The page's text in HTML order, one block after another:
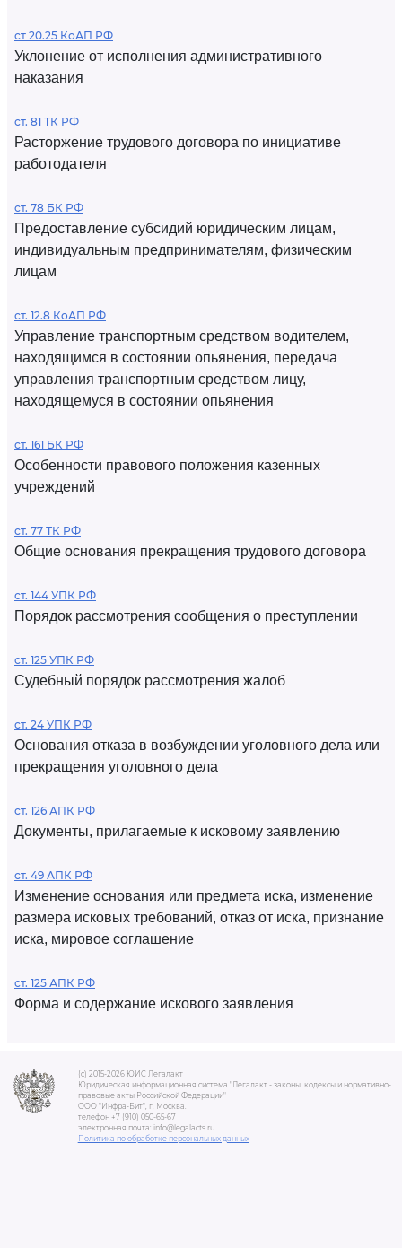
ст 20.25 КоАП РФ
Уклонение от исполнения административного
наказания
ст. 81 ТК РФ
Расторжение трудового договора по инициативе
работодателя
ст. 78 БК РФ
Предоставление субсидий юридическим лицам,
индивидуальным предпринимателям, физическим
лицам
ст. 12.8 КоАП РФ
Управление транспортным средством водителем,
находящимся в состоянии опьянения, передача
управления транспортным средством лицу,
находящемуся в состоянии опьянения
ст. 161 БК РФ
Особенности правового положения казенных
учреждений
ст. 77 ТК РФ
Общие основания прекращения трудового договора
ст. 144 УПК РФ
Порядок рассмотрения сообщения о преступлении
ст. 125 УПК РФ
Судебный порядок рассмотрения жалоб
ст. 24 УПК РФ
Основания отказа в возбуждении уголовного дела или
прекращения уголовного дела
ст. 126 АПК РФ
Документы, прилагаемые к исковому заявлению
ст. 49 АПК РФ
Изменение основания или предмета иска, изменение
размера исковых требований, отказ от иска, признание
иска, мировое соглашение
ст. 125 АПК РФ
Форма и содержание искового заявления
(c) 2015-2026 ЮИС Легалакт
Юридическая информационная система "Легалакт - законы, кодексы и нормативно-
правовые акты Российской Федерации"
ООО "Инфра-Бит", г. Москва.
телефон +7 (910) 050-65-67
электронная почта: info@legalacts.ru
Политика по обработке персональных данных